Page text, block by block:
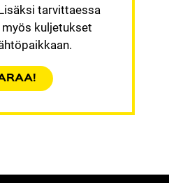
tarvittaessa
kuljetukset